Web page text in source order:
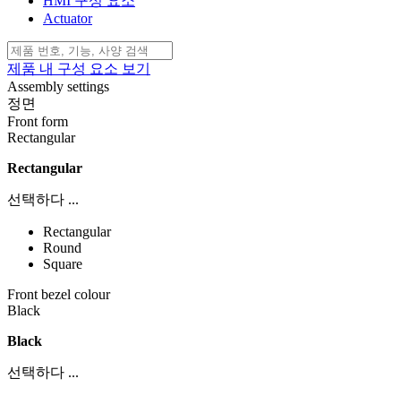
Actuator
제품 내 구성 요소 보기
Assembly settings
정면
Front form
Rectangular
Rectangular
선택하다 ...
Rectangular
Round
Square
Front bezel colour
Black
Black
선택하다 ...